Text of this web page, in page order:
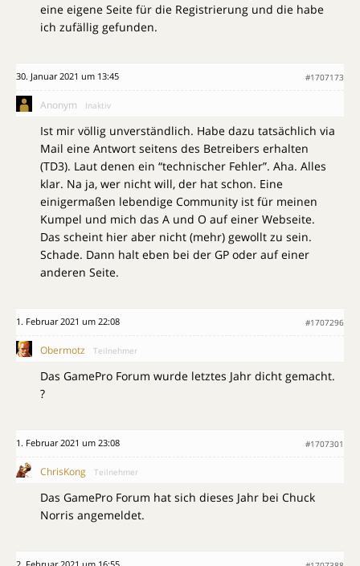
eine eigene Seite für die Registrierung und die habe
ich zufällig gefunden.
30. Januar 2021 um 13:45 #1707173
Anonym Inaktiv
Ist mir völlig unverständlich. Habe dazu tatsächlich via
Mail eine Antwort seitens des Betreibers erhalten
(TD3). Laut denen ein “technischer Fehler”. Aha. Alles
klar. Na ja, wer nicht will, der hat schon. Eine
einigermaßen lebendige Community ist für meinen
Kumpel und mich das A und O auf einer Webseite.
Das scheint hier aber nicht (mehr) gewollt zu sein.
Schade. Dann halt eben bei der GP oder auf einer
anderen Seite.
1. Februar 2021 um 22:08 #1707296
Obermotz Teilnehmer
Das GamePro Forum wurde letztes Jahr dicht gemacht.
?
1. Februar 2021 um 23:08 #1707301
ChrisKong Teilnehmer
Das GamePro Forum hat sich dieses Jahr bei Chuck
Norris angemeldet.